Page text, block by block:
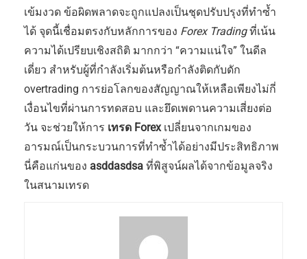
เข้มงวด ข้อผิดพลาดจะถูกแปลงเป็นชุดปรับปรุงที่ทำซ้ำ
ได้ จุดนี้เชื่อมตรงกับหลักการของ Forex Tradingที่เน้น
ความได้เปรียบเชิงสถิติ มากกว่า “ความแน่ใจ” ในดีล
เดี่ยว สำหรับผู้ที่กำลังเริ่มต้นหรือกำลังติดกับดัก
overtrading การย่อโลกของสัญญาณให้เหลือเพียงไม่กี่
เงื่อนไขที่ผ่านการทดสอบ และยึดเพดานความเสี่ยงต่อ
วัน จะช่วยให้การ เทรด Forexเปลี่ยนจากเกมของ
อารมณ์เป็นกระบวนการที่ทำซ้ำได้อย่างมีประสิทธิภาพ
นี่คือแก่นของ asddasdsa ที่พิสูจน์ผลได้จากข้อมูลจริง
ในสนามเทรด